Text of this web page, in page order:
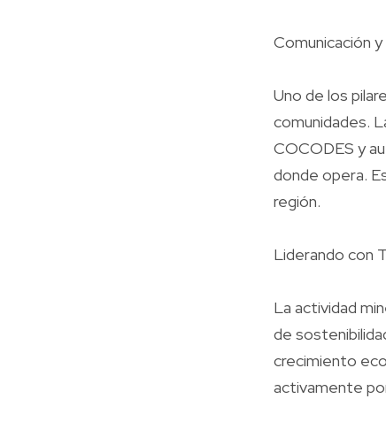
Comunicación
Uno de los
comunidades.
COCODES y
donde opera.
región.
Liderando con
La actividad
de
crecimiento
activamente